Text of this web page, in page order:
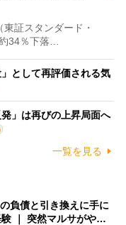
証スタンダード・
34％下落…
として再評価される気
」は再びの上昇局面へ
一覧を見る
負債と引き換えに手に
験 ｜ 突然マルサがや…